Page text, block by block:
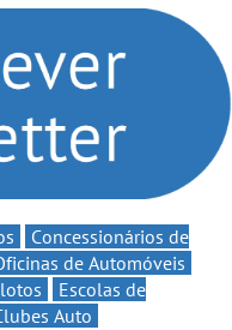
com descontos de
Concessionários de
de Automóveis
Escolas de
Auto